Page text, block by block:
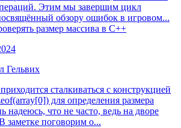
Этим мы завершим цикл
обзору ошибок в игровом...
размер массива в С++
Гельвих
сталкиваться с конструкцией
для определения размера
надеюсь, что не часто, ведь на дворе
заметке поговорим о...